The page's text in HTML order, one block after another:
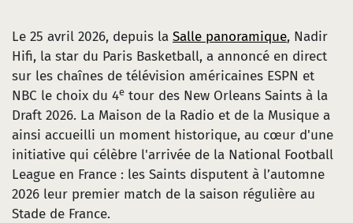
Le 25 avril 2026, depuis la Salle panoramique, Nadir
Hifi, la star du Paris Basketball, a annoncé en direct
sur les chaînes de télévision américaines ESPN et
NBC le choix du 4e tour des New Orleans Saints à la
Draft 2026. La Maison de la Radio et de la Musique a
ainsi accueilli un moment historique, au cœur d'une
initiative qui célèbre l'arrivée de la National Football
League en France : les Saints disputent à l’automne
2026 leur premier match de la saison régulière au
Stade de France.